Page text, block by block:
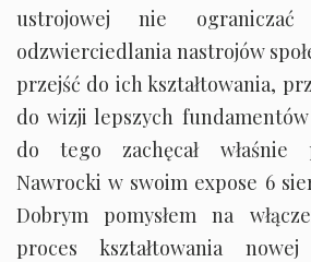
ustrojowej nie
odzwierciedlania nastrojów
przejść do ich kształtowania,
do wizji lepszych
do tego zachęcał właśnie
Nawrocki w swoim expose 6
Dobrym pomysłem na
proces kształtowania